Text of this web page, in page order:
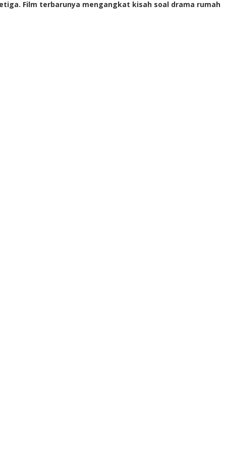
Film terbarunya mengangkat kisah soal drama rumah